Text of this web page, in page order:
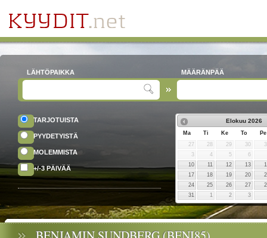
LÄHTÖPAIKKA MÄÄRÄNPÄÄ
TARJOTUISTA
PYYDETYISTÄ
MOLEMMISTA
+/-3 PÄIVÄÄ
Elokuu 2026
Ma Ti Ke To
Pe
27
28 29 30
3
4 5
6
10
11 12 13
17
18 19 20
24
25 26 27
31
1 2 3